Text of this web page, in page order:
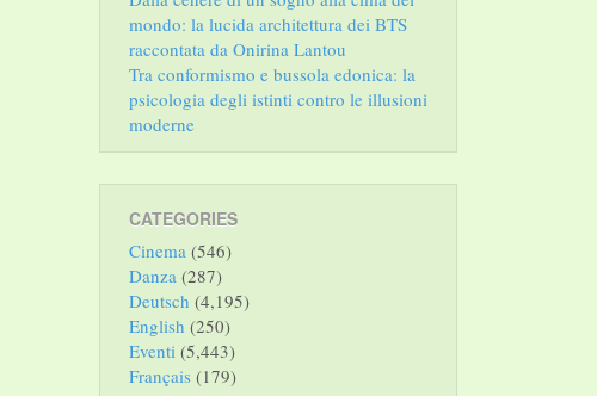
mondo: la lucida architettura dei BTS
raccontata da Onirina Lantou
Tra conformismo e bussola edonica: la
psicologia degli istinti contro le illusioni
moderne
CATEGORIES
Cinema (546)
Danza (287)
Deutsch (4,195)
English (250)
Eventi (5,443)
Français (179)